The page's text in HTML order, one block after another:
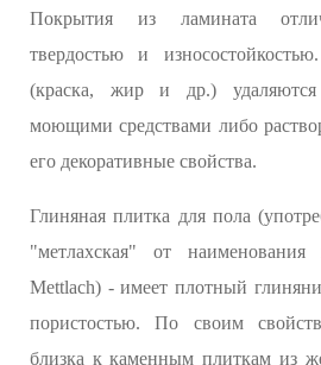
Покрытия из ламината
твердостью и
(краска, жир и др.)
моющими средствами либо
его декоративные свойства.
Глиняная плитка для пола
"метлахская" от наименования
Mettlach) - имеет плотный
пористостью. По своим
близка к каменным плиткам из